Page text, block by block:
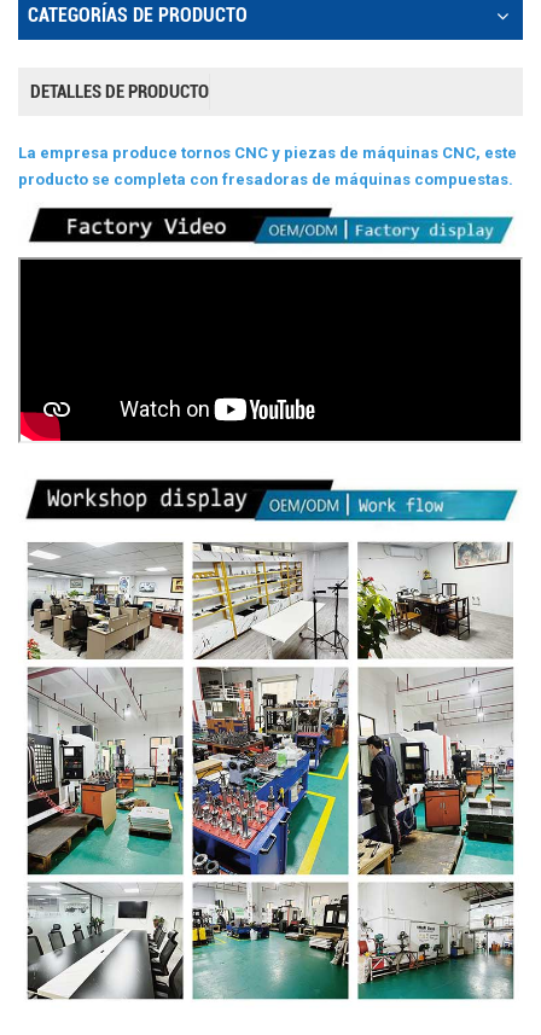
CATEGORÍAS DE PRODUCTO
DETALLES DE PRODUCTO
La empresa produce tornos CNC y piezas de máquinas CNC, este
producto se completa con fresadoras de máquinas compuestas.